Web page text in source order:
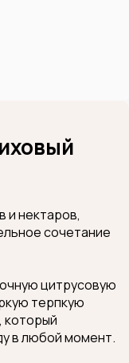
и нектаров,
сочетание
цитрусовую
терпкую
который
в любой момент.